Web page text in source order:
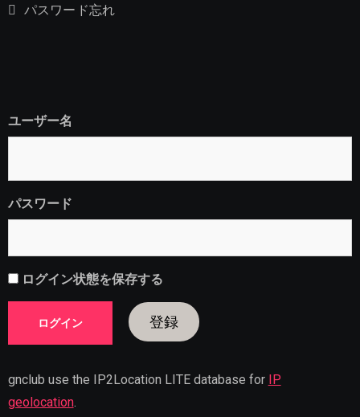
パスワード忘れ
ユーザー名
パスワード
ログイン状態を保存する
登録
gnclub use the IP2Location LITE database for IP
geolocation.